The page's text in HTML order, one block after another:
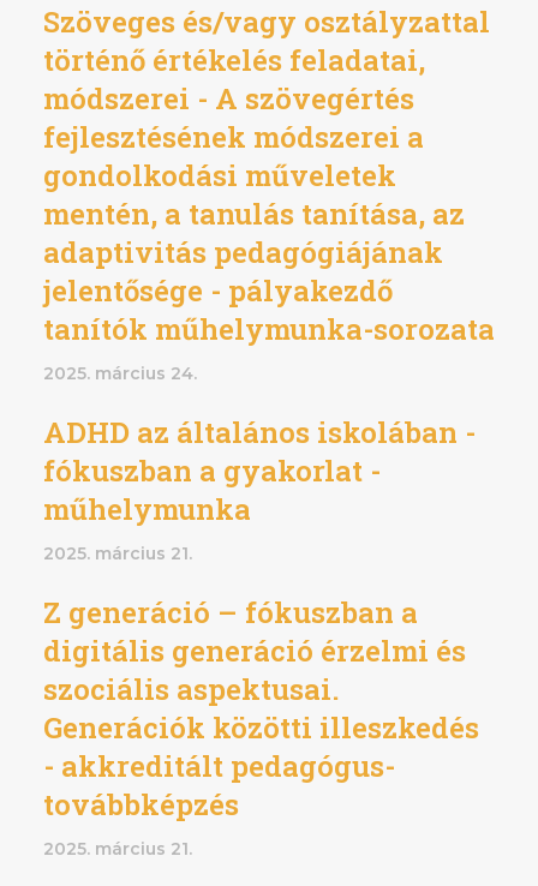
Szöveges és/vagy osztályzattal
történő értékelés feladatai,
módszerei - A szövegértés
fejlesztésének módszerei a
gondolkodási műveletek
mentén, a tanulás tanítása, az
adaptivitás pedagógiájának
jelentősége - pályakezdő
tanítók műhelymunka-sorozata
2025. március 24.
ADHD az általános iskolában -
fókuszban a gyakorlat -
műhelymunka
2025. március 21.
Z generáció – fókuszban a
digitális generáció érzelmi és
szociális aspektusai.
Generációk közötti illeszkedés
- akkreditált pedagógus-
továbbképzés
2025. március 21.